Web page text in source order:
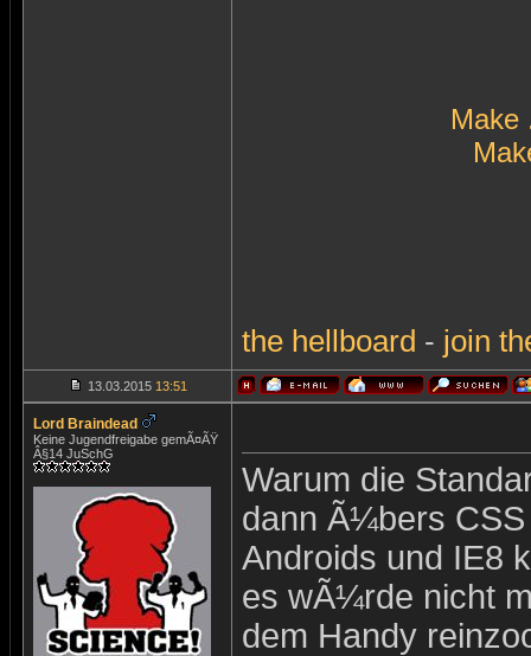
Make
the hellboard - join
13.03.2015 13:51
Lord Braindead
Keine Jugendfreigabe gemÃ¤ÃŸ
Â§14 JuSchG
Warum die
dann Ã¼bers
Androids und IE8
es wÃ¼rde nicht
dem Handy